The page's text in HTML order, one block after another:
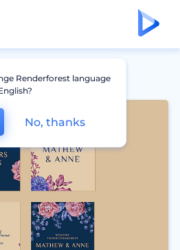
Renderforest language
No, thanks